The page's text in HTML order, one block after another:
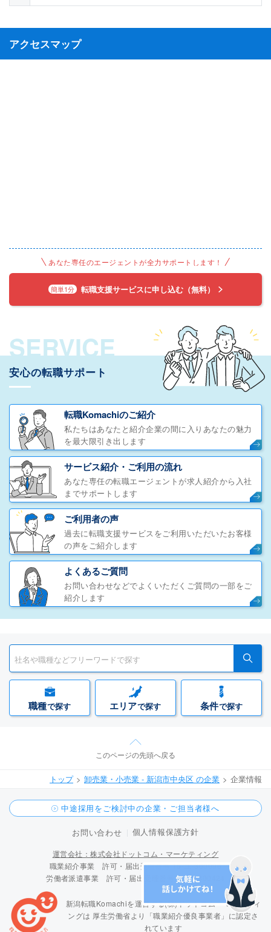
アクセスマップ
あなた専任のエージェントが全力サポートします！
簡単1分 転職支援サービスに申し込む（無料）
SERVICE
安心の転職サポート
転職Komachiのご紹介
私たちはあなたと紹介企業の間に入りあなたの魅力
を最大限引き出します
サービス紹介・ご利用の流れ
あなた専任の転職エージェントが求人紹介から入社
までサポートします
ご利用者の声
過去に転職支援サービスをご利用いただいたお客様
の声をご紹介します
よくあるご質問
お問い合わせなどでよくいただくご質問の一部をご
紹介します
職種で探す エリアで探す 条件で探す
このページの先頭へ戻る
トップ 卸売業・小売業 - 新潟市中央区 の企業 企業情報
中途採用をご検討中の企業・ご担当者様へ
お問い合わせ 個人情報保護方針
運営会社：株式会社ドットコム・マーケティング
職業紹介事業 許可・届出受理番号 15-ユ-300096
労働者派遣事業 許可・届出受理番号 派 15-300424
新潟転職Komachiを運営する(株)ドットコム・マーケティ
ングは 厚生労働省より「職業紹介優良事業者」に認定さ
れています